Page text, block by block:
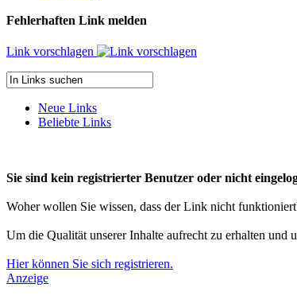
Fehlerhaften Link melden
Link vorschlagen
Neue Links
Beliebte Links
Sie sind kein registrierter Benutzer oder nicht
Woher wollen Sie wissen, dass der Link nicht
Um die Qualität unserer Inhalte aufrecht zu erhalten und
Hier können Sie sich registrieren.
Anzeige